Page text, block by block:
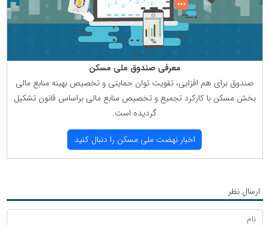
معرفی صندوق ملی مسكن
صندوق برای هم افزایی، تقویت توان حمایتی و تخصیص بهینه منابع مالی
بخش مسكن با كاركرد تجمیع و تخصیص منابع مالی براساس قانون تشكیل
گردیده است.
اخبار نهضت ملی مسكن را دنبال كنید
ارسال نظر